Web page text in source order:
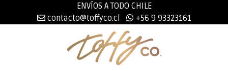
ENVÍOS A TODO CHILE
contacto@toffyco.cl
+56 9 93323161